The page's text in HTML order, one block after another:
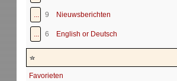
... 9 Nieuwsberichten
... 6 English or Deutsch
Favorieten